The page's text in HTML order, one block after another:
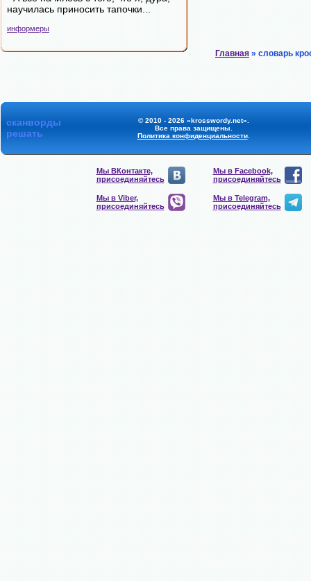
научилась приносить тапочки...
информеры
Главная » словарь
сканворды
решать
© 2010 - 2026 «krosswordy.net».
Все права защищены.
Политика конфиденциальности.
Мы ВКонтакте,
присоединяйтесь
Мы в Facebook,
присоединяйтесь
Мы в Viber,
присоединяйтесь
Мы в Telegram,
присоединяйтесь